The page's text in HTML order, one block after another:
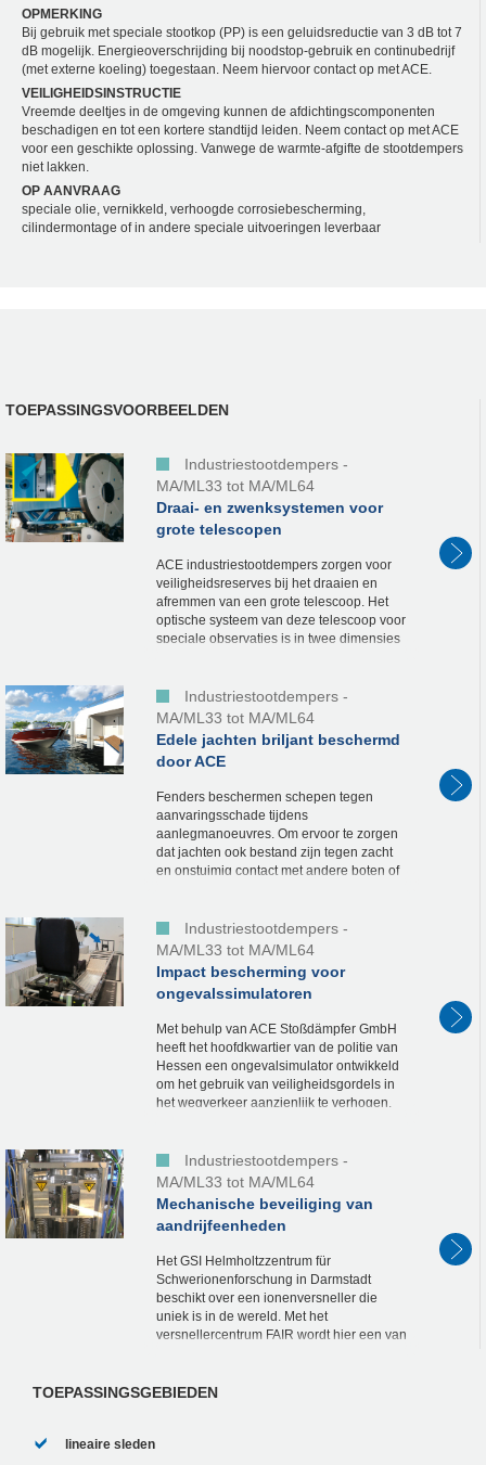
OPMERKING
Bij gebruik met speciale stootkop (PP) is een geluidsreductie van 3 dB tot 7
dB mogelijk. Energieoverschrijding bij noodstop-gebruik en continubedrijf
(met externe koeling) toegestaan. Neem hiervoor contact op met ACE.
VEILIGHEIDSINSTRUCTIE
Vreemde deeltjes in de omgeving kunnen de afdichtingscomponenten
beschadigen en tot een kortere standtijd leiden. Neem contact op met ACE
voor een geschikte oplossing. Vanwege de warmte-afgifte de stootdempers
niet lakken.
OP AANVRAAG
speciale olie, vernikkeld, verhoogde corrosiebescherming,
cilindermontage of in andere speciale uitvoeringen leverbaar
TOEPASSINGSVOORBEELDEN
Industriestootdempers -
MA/ML33 tot MA/ML64
Draai- en zwenksystemen voor
grote telescopen
ACE industriestootdempers zorgen voor
veiligheidsreserves bij het draaien en
afremmen van een grote telescoop. Het
optische systeem van deze telescoop voor
speciale observaties is in twee dimensies
Industriestootdempers -
MA/ML33 tot MA/ML64
Edele jachten briljant beschermd
door ACE
Fenders beschermen schepen tegen
aanvaringsschade tijdens
aanlegmanoeuvres. Om ervoor te zorgen
dat jachten ook bestand zijn tegen zacht
en onstuimig contact met andere boten of
Industriestootdempers -
MA/ML33 tot MA/ML64
Impact bescherming voor
ongevalssimulatoren
Met behulp van ACE Stoßdämpfer GmbH
heeft het hoofdkwartier van de politie van
Hessen een ongevalsimulator ontwikkeld
om het gebruik van veiligheidsgordels in
het wegverkeer aanzienlijk te verhogen.
Industriestootdempers -
MA/ML33 tot MA/ML64
Mechanische beveiliging van
aandrijfeenheden
Het GSI Helmholtzzentrum für
Schwerionenforschung in Darmstadt
beschikt over een ionenversneller die
uniek is in de wereld. Met het
versnellercentrum FAIR wordt hier een van
TOEPASSINGSGEBIEDEN
lineaire sleden